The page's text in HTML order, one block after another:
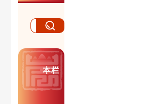
本栏